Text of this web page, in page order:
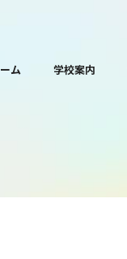
ム 学校案内